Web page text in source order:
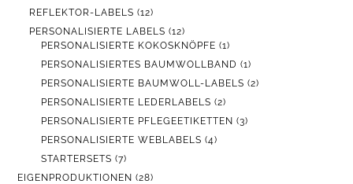
REFLEKTOR-LABELS 1212
PRODUKTE
PERSONALISIERTE LABELS 1212
PRODUKTE
PERSONALISIERTE KOKOSKNÖPFE 11
PRODUKT
PERSONALISIERTES BAUMWOLLBAND 11
PRODUKT
PERSONALISIERTE BAUMWOLL-LABELS 22
PERSONALISIERTE LEDERLABELS 22
PRODUKTE
PERSONALISIERTE PFLEGEETIKETTEN 33
PERSONALISIERTE WEBLABELS 44
STARTERSETS 77
PRODUKTE
EIGENPRODUKTIONEN 2828